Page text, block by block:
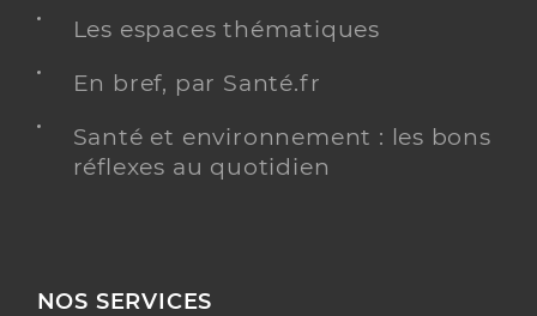
Les espaces thématiques
En bref, par Santé.fr
Santé et environnement : les bons
réflexes au quotidien
NOS SERVICES